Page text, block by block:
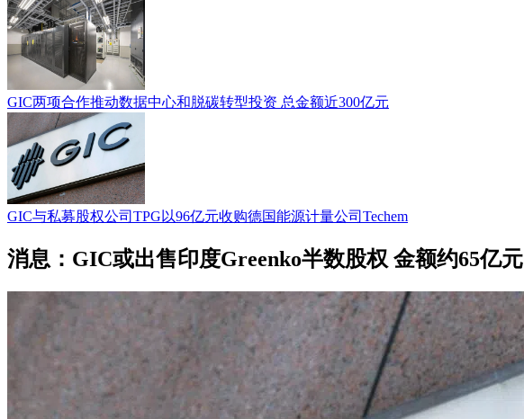
GIC两项合作推动数据中心和脱碳转型投资 总金额近300亿元
GIC与私募股权公司TPG以96亿元收购德国能源计量公司Techem
消息：GIC或出售印度Greenko半数股权 金额约65亿元